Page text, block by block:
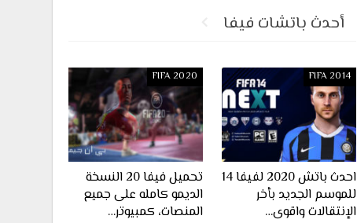
أحدث باتشات فيفا
FIFA 2014
احدث باتش 2020 لفيفا 14
للموسم الجديد بأخر
الإنتقالات واقوى…
FIFA 2020
تحميل فيفا 20 النسخة
الديمو كامله على جميع
المنصات، كمبيوتر…